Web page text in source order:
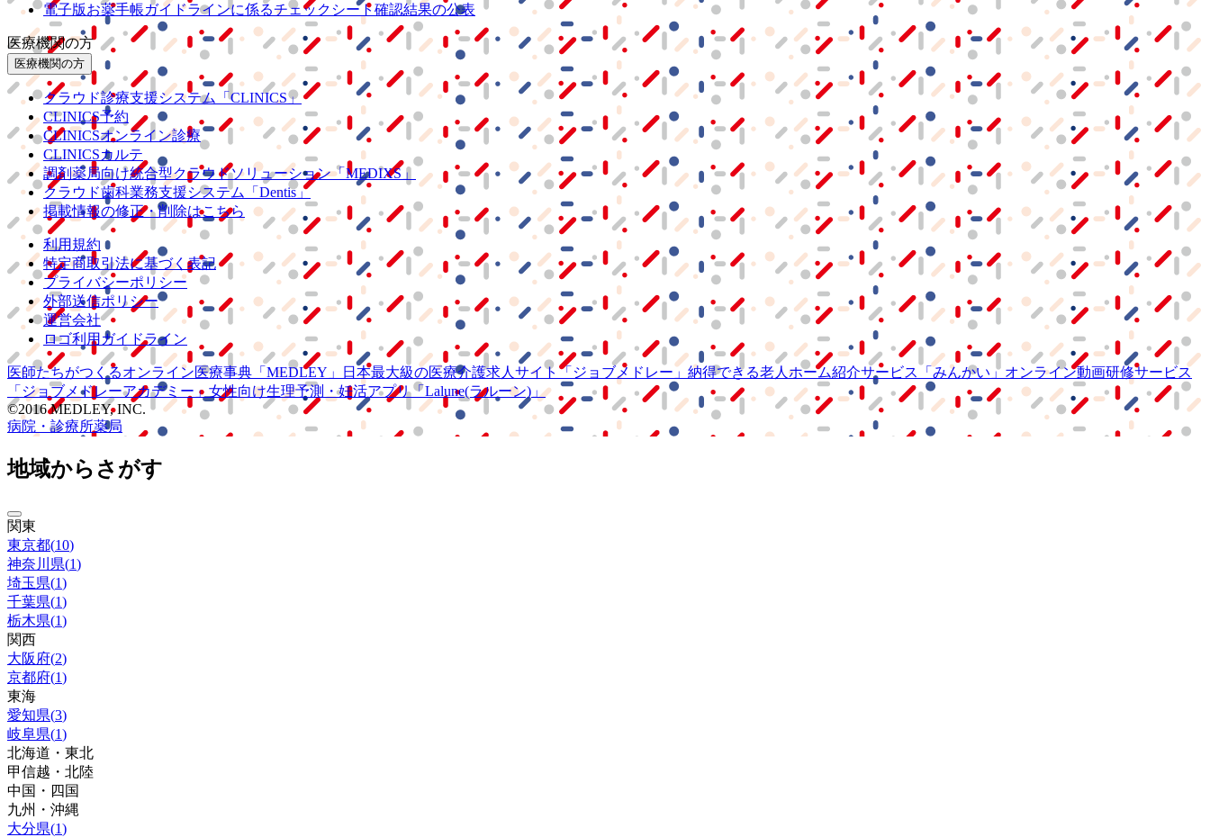
電子版お薬手帳ガイドラインに係るチェックシート確認結果の公表
医療機関の方
医療機関の方
クラウド診療支援システム
「CLINICS」
CLINICS予約
CLINICSオンライン診療
CLINICSカルテ
調剤薬局向け統合型クラウドソリューション「MEDIXS」
クラウド歯科業務支援システム
「Dentis」
掲載情報の修正・削除はこちら
利用規約
特定商取引法に基づく表記
プライバシーポリシー
外部送信ポリシー
運営会社
ロゴ利用ガイドライン
医師たちがつくるオンライン医療事典 「MEDLEY」 日本最大級の医療介護求人サイト 「ジョブメドレー」 納得できる老人ホーム紹介サービス 「みんかい」 オンライン動画研修サービス
「ジョブメドレーアカデミー」 女性向け生理予測・妊活アプリ「Lalune(ラルーン)」
©2016 MEDLEY, INC.
病院・診療所薬局
地域からさがす
関東
東京都(10)
神奈川県(1)
埼玉県(1)
千葉県(1)
栃木県(1)
関西
大阪府(2)
京都府(1)
東海
愛知県(3)
岐阜県(1)
北海道・東北
甲信越・北陸
中国・四国
九州・沖縄
大分県(1)